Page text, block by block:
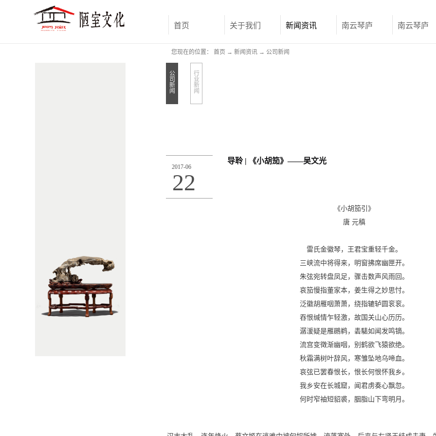
首页 关于我们 新闻资讯 南云琴庐 南云琴庐
您现在的位置： 首页 → 新闻资讯 → 公司新闻
公
司
新
闻
行
业
新
闻
2017-06
22
导聆 | 《小胡笳》——吴文光
《小胡笳引》
唐 元稹
雷氏金徽琴，王君宝重轻千金。
三峡流中将得来，明窗拂席幽匣开。
朱弦宛转盘凤足，骤击数声风雨回。
哀笳慢指董家本，姜生得之妙思忖。
泛徽胡雁咽萧萧，绕指辘轳圆衮衮。
吞恨缄情乍轻激，故国关山心历历。
潺湲疑是雁鸊鹈，砉騞如闻发鸣镝。
流宫变徵渐幽咽，别鹤欲飞猿欲绝。
秋霜满树叶辞风，寒雏坠地乌啼血。
哀弦已罢春恨长，恨长何恨怀我乡。
我乡安在长城窟，闻君虏奏心飘忽。
何时窄袖短貂裘，胭脂山下弯明月。